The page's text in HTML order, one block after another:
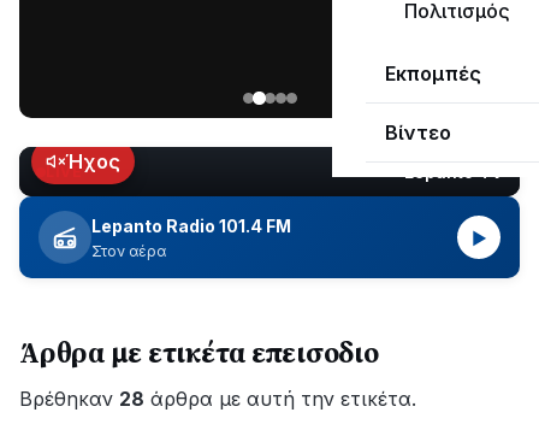
Πολιτισμός
Εκπομπές
Βίντεο
Ναυπάκτου
εδώ
και
περίπου
δύο
ώρες
εξέλιξη
οι
εργασίες
LIVEΉχος
Lepanto Radio 101.4 FM
Στον αέρα
▶
Άρθρα με ετικέτα επεισοδιο
Βρέθηκαν 28 άρθρα με αυτή την ετικέτα.